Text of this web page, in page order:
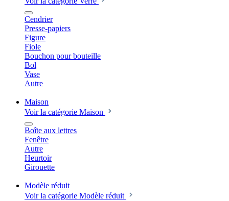
Cendrier
Presse-papiers
Figure
Fiole
Bouchon pour bouteille
Bol
Vase
Autre
Maison
Voir la catégorie Maison
Boîte aux lettres
Fenêtre
Autre
Heurtoir
Girouette
Modèle réduit
Voir la catégorie Modèle réduit